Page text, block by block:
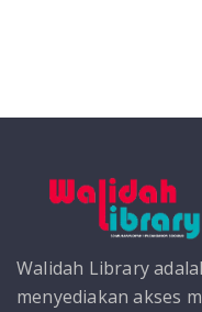
Walidah Library
menyediakan akses